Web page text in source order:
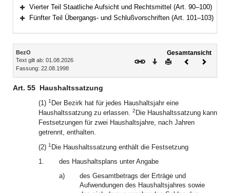
Bereich erweitern
Bereich erweitern
Vierter Teil Staatliche Aufsicht und Rechtsmittel (Art. 90–100)
Fünfter Teil Übergangs- und Schlußvorschriften (Art. 101–103)
Inhalt
BezO
Text gilt ab: 01.08.2026
Fassung: 22.08.1998
Gesamtansicht
Download
DruckenVorheriges
Art. 55 Haushaltssatzung
(1) 1 Der Bezirk hat für jedes Haushaltsjahr eine
Haushaltssatzung zu erlassen. 2 Die Haushaltssatzung kann
Festsetzungen für zwei Haushaltsjahre, nach Jahren
getrennt, enthalten.
(2) 1 Die Haushaltssatzung enthält die Festsetzung
1.
des Haushaltsplans unter Angabe
a)
des Gesamtbetrags der Erträge und
Aufwendungen des Haushaltsjahres sowie